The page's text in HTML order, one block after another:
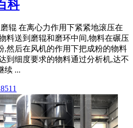
科
辊 在离心力作用下紧紧地滚压在
料送到磨辊和磨环中间,物料在碾压
,然后在风机的作用下把成粉的物料
到细度要求的物料通过分析机,达不
续 ...